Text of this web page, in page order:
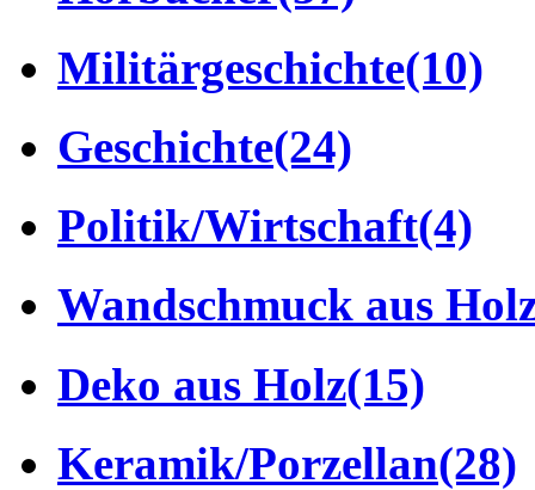
Militärgeschichte(10)
Geschichte(24)
Politik/Wirtschaft(4)
Wandschmuck aus
Deko aus Holz(15)
Keramik/Porzellan(28)